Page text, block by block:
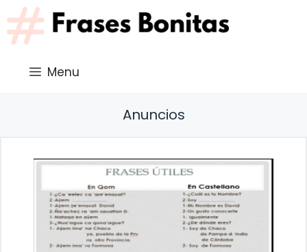
Saltar
al
contenido
Menu
Anuncios